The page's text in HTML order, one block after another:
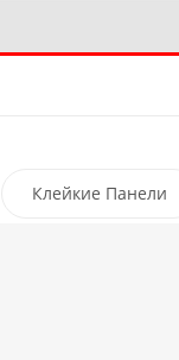
Клейкие Панели